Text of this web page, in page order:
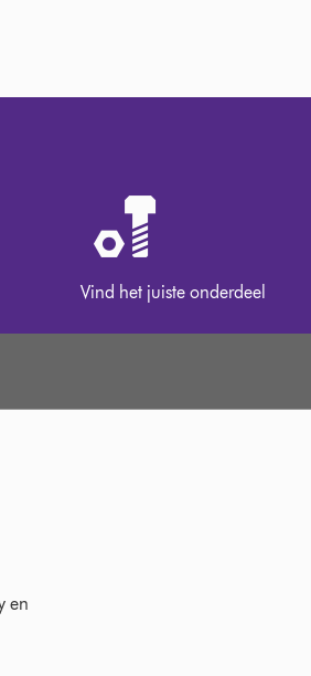
Vind het juiste onderdeel
en